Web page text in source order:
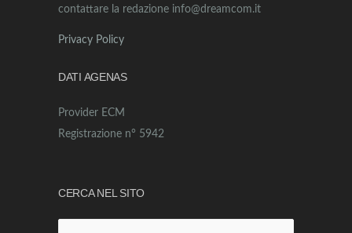
contattare la redazione info@dreamcom.it
Privacy Policy
DATI AGENAS
Provider ECM
Registrazione n° 5942
CERCA NEL SITO